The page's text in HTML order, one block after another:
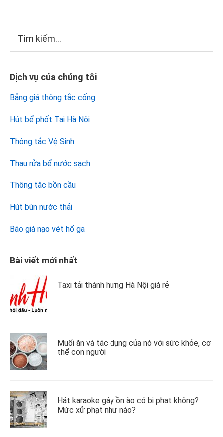
Sidebar
chính
kiếm...
Dịch vụ của chúng tôi
Bảng giá thông tắc cống
Hút bể phốt Tại Hà Nội
Thông tắc Vệ Sinh
Thau rửa bể nước sạch
Thông tắc bồn cầu
Hút bùn nước thải
Báo giá nạo vét hố ga
Bài viết mới nhất
Taxi tải thành hưng Hà Nội giá rẻ
Muối ăn và tác dụng của nó với sức khỏe, cơ
thể con người
Hát karaoke gây ồn ào có bị phạt không?
Mức xử phạt như nào?